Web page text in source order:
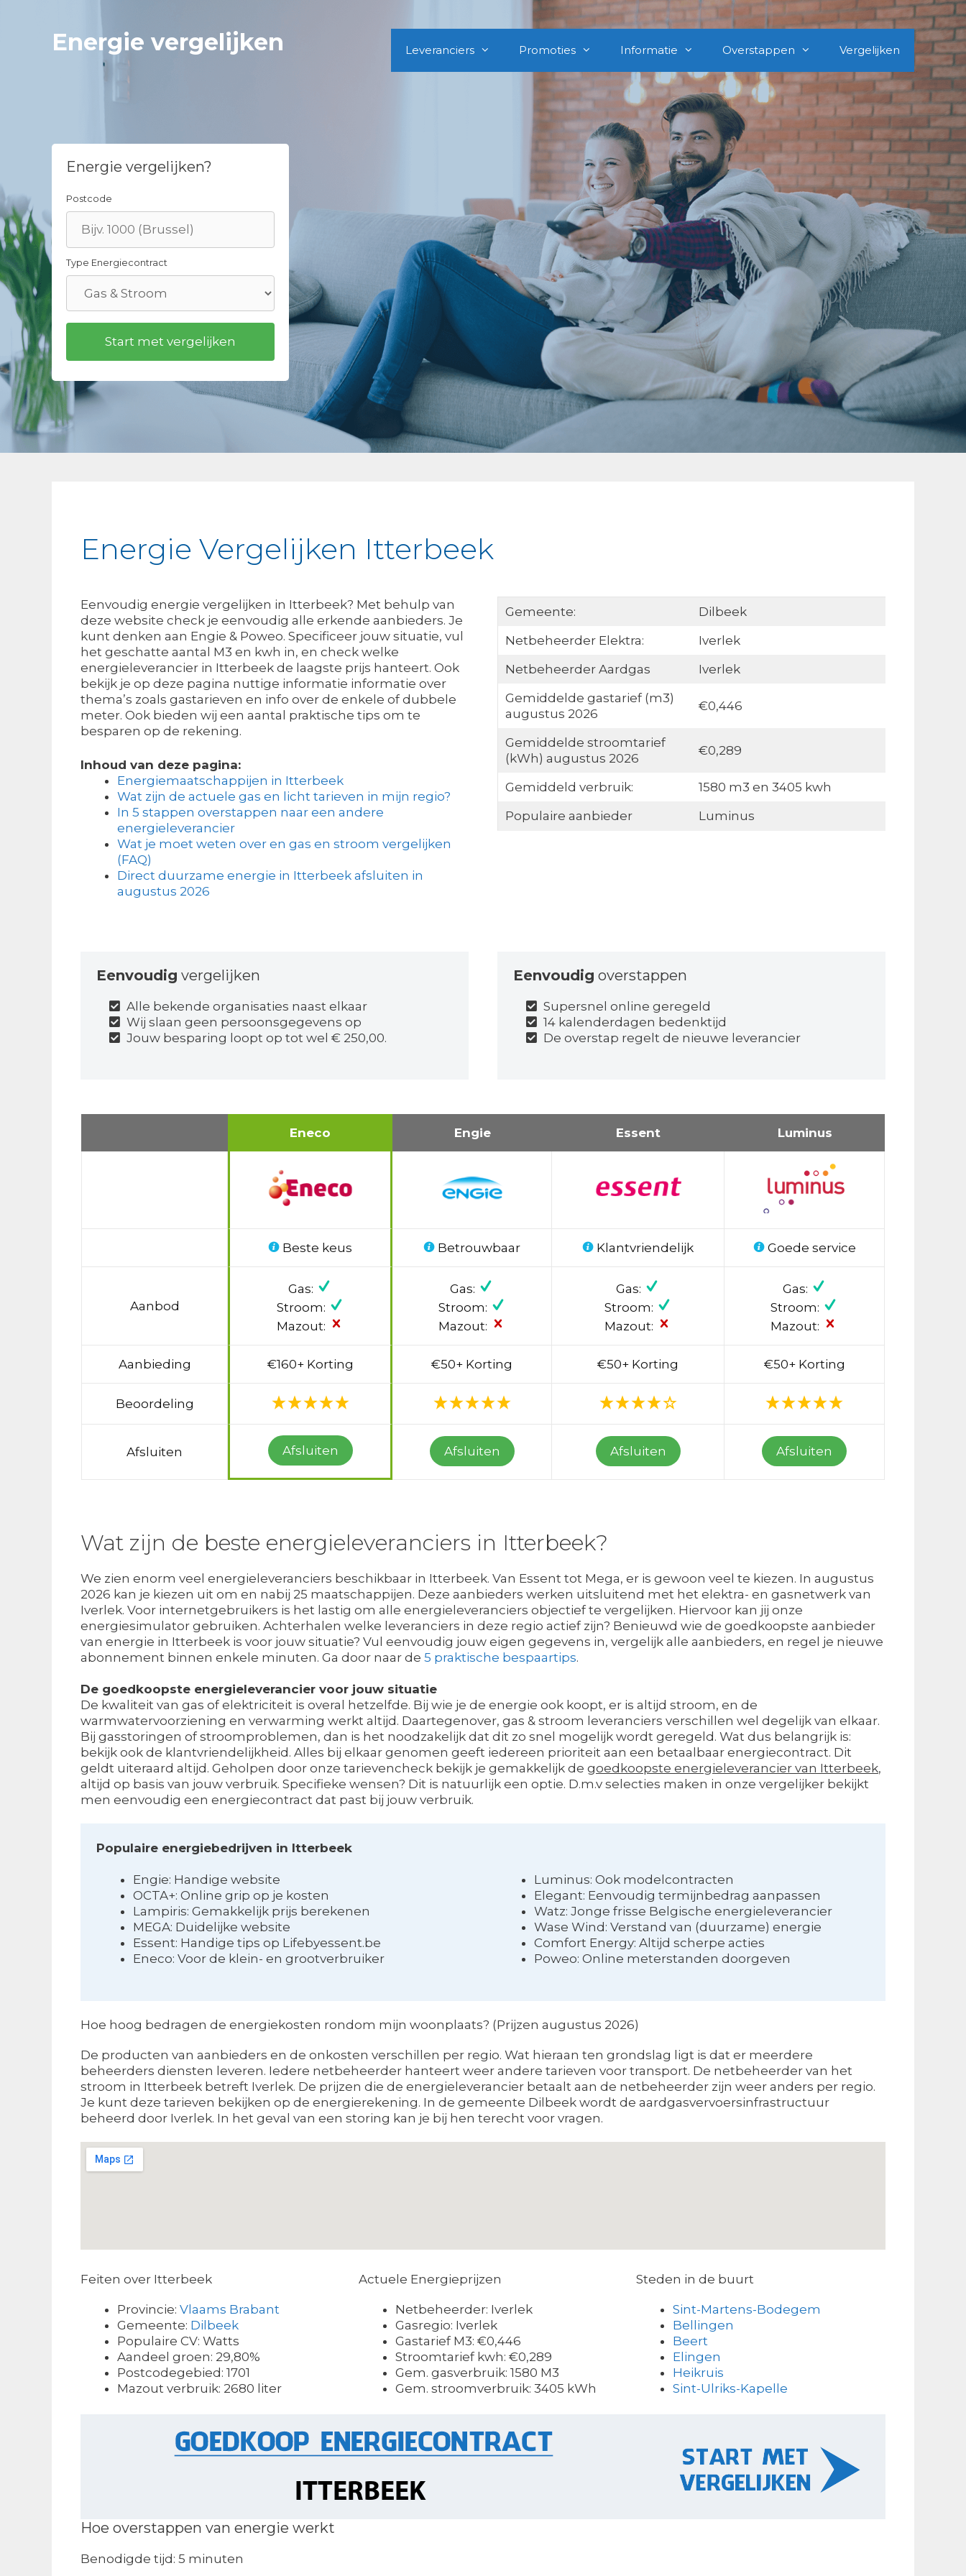
Energie vergelijken Leveranciers Promoties Informatie Overstappen Vergelijken
Energie vergelijken?
Postcode
Type Energiecontract
Energie Vergelijken Itterbeek
Eenvoudig energie vergelijken in Itterbeek? Met behulp van
deze website check je eenvoudig alle erkende aanbieders. Je
kunt denken aan Engie & Poweo. Specificeer jouw situatie, vul
het geschatte aantal M3 en kwh in, en check welke
energieleverancier in Itterbeek de laagste prijs hanteert. Ook
bekijk je op deze pagina nuttige informatie informatie over
thema’s zoals gastarieven en info over de enkele of dubbele
meter. Ook bieden wij een aantal praktische tips om te
besparen op de rekening.
Inhoud van deze pagina:
Energiemaatschappijen in Itterbeek
Wat zijn de actuele gas en licht tarieven in mijn regio?
In 5 stappen overstappen naar een andere
energieleverancier
Wat je moet weten over en gas en stroom vergelijken
(FAQ)
Direct duurzame energie in Itterbeek afsluiten in
augustus 2026
Gemeente:
Dilbeek
Netbeheerder Elektra:
Iverlek
Netbeheerder Aardgas
Iverlek
Gemiddelde gastarief (m3)
augustus 2026
€0,446
Gemiddelde stroomtarief
(kWh) augustus 2026
€0,289
Gemiddeld verbruik:
1580 m3 en 3405 kwh
Populaire aanbieder
Luminus
Eenvoudig vergelijken
Alle bekende organisaties naast elkaar
Wij slaan geen persoonsgegevens op
Jouw besparing loopt op tot wel € 250,00.
Eenvoudig overstappen
Supersnel online geregeld
14 kalenderdagen bedenktijd
De overstap regelt de nieuwe leverancier
Eneco Engie Essent Luminus
Beste keus Betrouwbaar Klantvriendelijk Goede service
Aanbod
Gas:
Stroom:
Mazout:
Gas:
Stroom:
Mazout:
Gas:
Stroom:
Mazout:
Gas:
Stroom:
Mazout:
Aanbieding €160+ Korting €50+ Korting €50+ Korting €50+ Korting
Beoordeling
Afsluiten Afsluiten Afsluiten Afsluiten Afsluiten
Wat zijn de beste energieleveranciers in Itterbeek?
We zien enorm veel energieleveranciers beschikbaar in Itterbeek. Van Essent tot Mega, er is gewoon veel te kiezen. In augustus
2026 kan je kiezen uit om en nabij 25 maatschappijen. Deze aanbieders werken uitsluitend met het elektra- en gasnetwerk van
Iverlek. Voor internetgebruikers is het lastig om alle energieleveranciers objectief te vergelijken. Hiervoor kan jij onze
energiesimulator gebruiken. Achterhalen welke leveranciers in deze regio actief zijn? Benieuwd wie de goedkoopste aanbieder
van energie in Itterbeek is voor jouw situatie? Vul eenvoudig jouw eigen gegevens in, vergelijk alle aanbieders, en regel je nieuwe
abonnement binnen enkele minuten. Ga door naar de 5 praktische bespaartips.
De goedkoopste energieleverancier voor jouw situatie
De kwaliteit van gas of elektriciteit is overal hetzelfde. Bij wie je de energie ook koopt, er is altijd stroom, en de
warmwatervoorziening en verwarming werkt altijd. Daartegenover, gas & stroom leveranciers verschillen wel degelijk van elkaar.
Bij gasstoringen of stroomproblemen, dan is het noodzakelijk dat dit zo snel mogelijk wordt geregeld. Wat dus belangrijk is:
bekijk ook de klantvriendelijkheid. Alles bij elkaar genomen geeft iedereen prioriteit aan een betaalbaar energiecontract. Dit
geldt uiteraard altijd. Geholpen door onze tarievencheck bekijk je gemakkelijk de goedkoopste energieleverancier van Itterbeek,
altijd op basis van jouw verbruik. Specifieke wensen? Dit is natuurlijk een optie. D.m.v selecties maken in onze vergelijker bekijkt
men eenvoudig een energiecontract dat past bij jouw verbruik.
Populaire energiebedrijven in Itterbeek
Engie: Handige website
OCTA+: Online grip op je kosten
Lampiris: Gemakkelijk prijs berekenen
MEGA: Duidelijke website
Essent: Handige tips op Lifebyessent.be
Eneco: Voor de klein- en grootverbruiker
Luminus: Ook modelcontracten
Elegant: Eenvoudig termijnbedrag aanpassen
Watz: Jonge frisse Belgische energieleverancier
Wase Wind: Verstand van (duurzame) energie
Comfort Energy: Altijd scherpe acties
Poweo: Online meterstanden doorgeven
Hoe hoog bedragen de energiekosten rondom mijn woonplaats? (Prijzen augustus 2026)
De producten van aanbieders en de onkosten verschillen per regio. Wat hieraan ten grondslag ligt is dat er meerdere
beheerders diensten leveren. Iedere netbeheerder hanteert weer andere tarieven voor transport. De netbeheerder van het
stroom in Itterbeek betreft Iverlek. De prijzen die de energieleverancier betaalt aan de netbeheerder zijn weer anders per regio.
Je kunt deze tarieven bekijken op de energierekening. In de gemeente Dilbeek wordt de aardgasvervoersinfrastructuur
beheerd door Iverlek. In het geval van een storing kan je bij hen terecht voor vragen.
Feiten over Itterbeek
Provincie: Vlaams Brabant
Gemeente: Dilbeek
Populaire CV: Watts
Aandeel groen: 29,80%
Postcodegebied: 1701
Mazout verbruik: 2680 liter
Actuele Energieprijzen
Netbeheerder: Iverlek
Gasregio: Iverlek
Gastarief M3: €0,446
Stroomtarief kwh: €0,289
Gem. gasverbruik: 1580 M3
Gem. stroomverbruik: 3405 kWh
Steden in de buurt
Sint-Martens-Bodegem
Bellingen
Beert
Elingen
Heikruis
Sint-Ulriks-Kapelle
Hoe overstappen van energie werkt
Benodigde tijd: 5 minuten